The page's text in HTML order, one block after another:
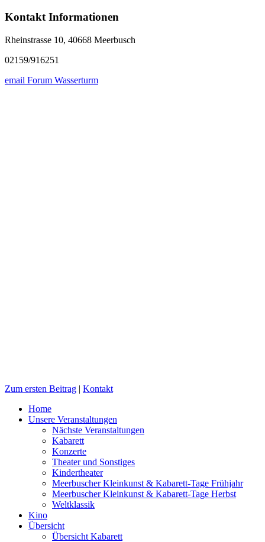
Kontakt Informationen
Rheinstrasse 10, 40668 Meerbusch
02159/916251
email Forum Wasserturm
Zum ersten Beitrag | Kontakt
Home
Unsere Veranstaltungen
Nächste Veranstaltungen
Kabarett
Konzerte
Theater und Sonstiges
Kindertheater
Meerbuscher Kleinkunst & Kabarett-Tage Frühjahr
Meerbuscher Kleinkunst & Kabarett-Tage Herbst
Weltklassik
Kino
Übersicht
Übersicht Kabarett